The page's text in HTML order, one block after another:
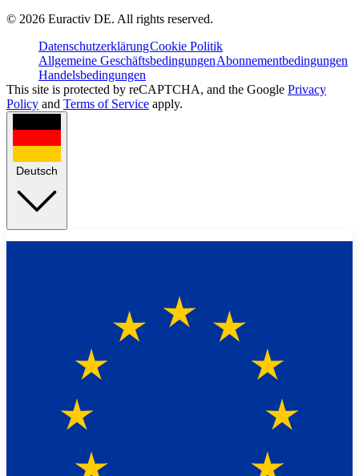
© 2026 Euractiv DE. All rights reserved.
DatenschutzerklärungCookie Politik
Allgemeine GeschäftsbedingungenAbonnementbedingungen
Handelsbedingungen
This site is protected by reCAPTCHA, and the Google Privacy
Policy and Terms of Service apply.
Deutsch